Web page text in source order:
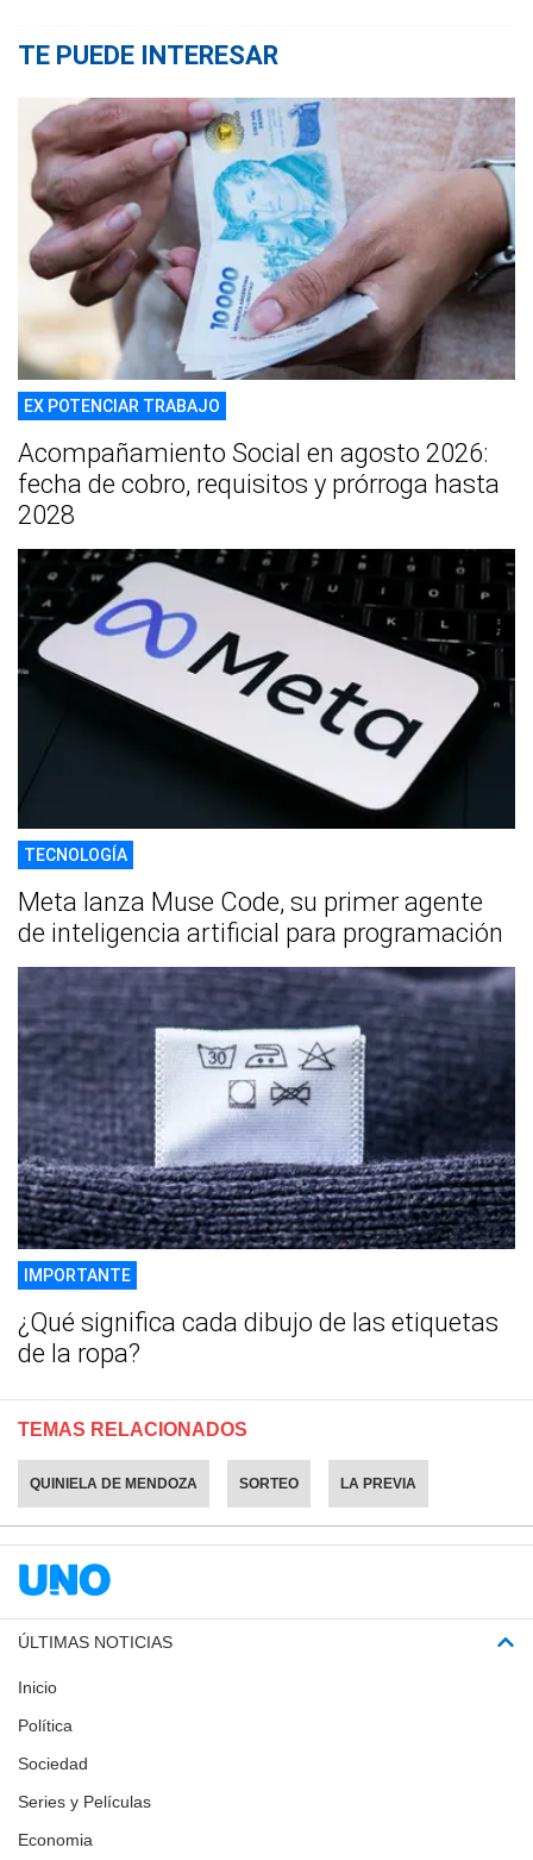
TE PUEDE INTERESAR
EX POTENCIAR TRABAJO
Acompañamiento Social en agosto 2026:
fecha de cobro, requisitos y prórroga hasta
2028
TECNOLOGÍA
Meta lanza Muse Code, su primer agente
de inteligencia artificial para programación
IMPORTANTE
¿Qué significa cada dibujo de las etiquetas
de la ropa?
TEMAS RELACIONADOS
QUINIELA DE MENDOZA SORTEO LA PREVIA
ÚLTIMAS NOTICIAS
Inicio
Política
Sociedad
Series y Películas
Economia